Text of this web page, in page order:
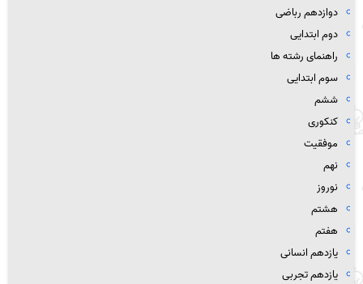
دوازدهم رباضی
دوم ابتدایی
راهنمای رشته ها
سوم ابتدایی
ششم
کنکوری
موفقیت
نهم
نوروز
هشتم
هفتم
یازدهم انسانی
یازدهم تجربی